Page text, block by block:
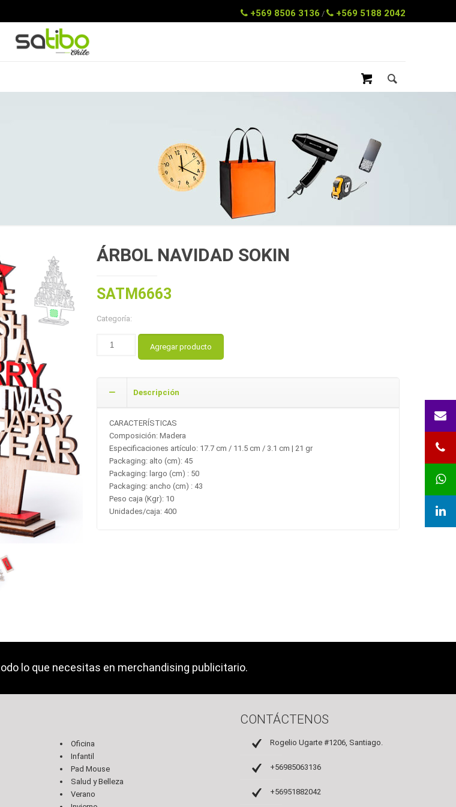
+569 8506 3136 / +569 5188 2042
ÁRBOL NAVIDAD SOKIN
SATM6663
Categoría:
Agregar producto
Descripción
CARACTERÍSTICAS
Composición: Madera
Especificaciones artículo: 17.7 cm / 11.5 cm / 3.1 cm | 21 gr
Packaging: alto (cm): 45
Packaging: largo (cm) : 50
Packaging: ancho (cm) : 43
Peso caja (Kgr): 10
Unidades/caja: 400
lo que necesitas en merchandising publicitario.
Oficina
Infantil
Pad Mouse
Salud y Belleza
Verano
CONTÁCTENOS
Rogelio Ugarte #1206, Santiago.
+56985063136
+56951882042